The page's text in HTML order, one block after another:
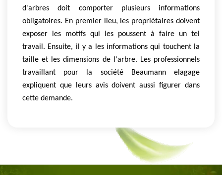
d'arbres doit comporter plusieurs informations
obligatoires. En premier lieu, les propriétaires doivent
exposer les motifs qui les poussent à faire un tel
travail. Ensuite, il y a les informations qui touchent la
taille et les dimensions de l'arbre. Les professionnels
travaillant pour la société Beaumann elagage
expliquent que leurs avis doivent aussi figurer dans
cette demande.